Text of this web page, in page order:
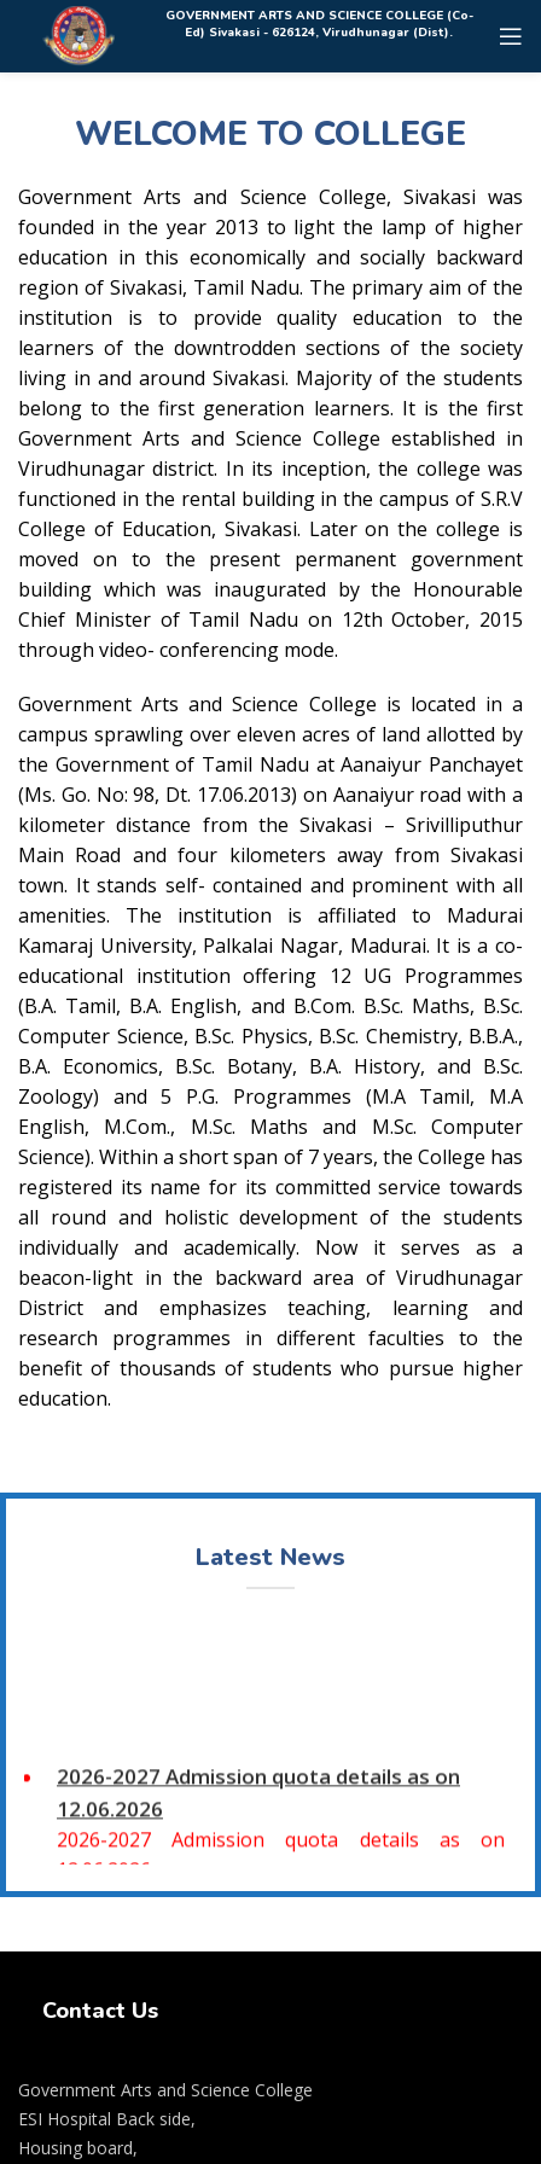
Rolex Replica Uhren DeutschlandGOVERNMENT ARTS AND SCIENCE COLLEGE (Co-
Ed) Sivakasi - 626124, Virudhunagar (Dist).
WELCOME TO COLLEGE
Government Arts and Science College, Sivakasi was
founded in the year 2013 to light the lamp of higher
education in this economically and socially backward
region of Sivakasi, Tamil Nadu. The primary aim of the
institution is to provide quality education to the
learners of the downtrodden sections of the society
living in and around Sivakasi. Majority of the students
belong to the first generation learners. It is the first
Government Arts and Science College established in
Virudhunagar district. In its inception, the college was
functioned in the rental building in the campus of S.R.V
College of Education, Sivakasi. Later on the college is
moved on to the present permanent government
building which was inaugurated by the Honourable
Chief Minister of Tamil Nadu on 12th October, 2015
through video- conferencing mode.
Government Arts and Science College is located in a
campus sprawling over eleven acres of land allotted by
the Government of Tamil Nadu at Aanaiyur Panchayet
(Ms. Go. No: 98, Dt. 17.06.2013) on Aanaiyur road with a
kilometer distance from the Sivakasi – Srivilliputhur
Main Road and four kilometers away from Sivakasi
town. It stands self- contained and prominent with all
amenities. The institution is affiliated to Madurai
Kamaraj University, Palkalai Nagar, Madurai. It is a co-
educational institution offering 12 UG Programmes
(B.A. Tamil, B.A. English, and B.Com. B.Sc. Maths, B.Sc.
Computer Science, B.Sc. Physics, B.Sc. Chemistry, B.B.A.,
B.A. Economics, B.Sc. Botany, B.A. History, and B.Sc.
Zoology) and 5 P.G. Programmes (M.A Tamil, M.A
English, M.Com., M.Sc. Maths and M.Sc. Computer
Science). Within a short span of 7 years, the College has
registered its name for its committed service towards
all round and holistic development of the students
individually and academically. Now it serves as a
beacon-light in the backward area of Virudhunagar
District and emphasizes teaching, learning and
research programmes in different faculties to the
benefit of thousands of students who pursue higher
education.
Latest News
2026-2027 Admission quota details as on
12.06.2026
2026-2027 Admission quota details as on
12.06.2026
சிவகாசி, அரசு கலை மற்றும் அறிவியல் கல்லூரியில்
விலங்கியல் ஆகிய அறிவியல் பாடப்பிரிவுகளுக்கும்,
09.06.2026 அன்று B.Com., வணிகவியல், B.B.A.,
வணிக நிர்வாகவியல், B.A., பொருளியல், B.A., வரலாறு
Contact Us
Government Arts and Science College
ESI Hospital Back side,
Housing board,